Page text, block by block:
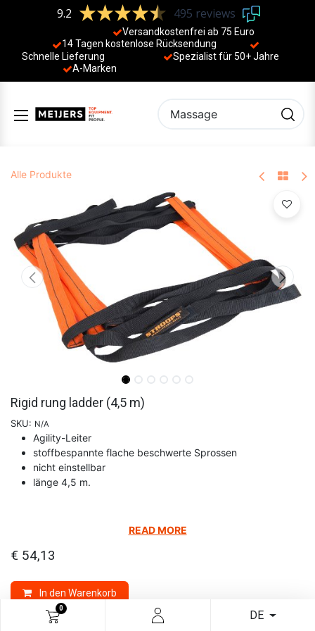
0
DE
9.2 495 reviews
Versandkostenfrei ab 75 Euro
14 Tagen kostenlose Rücksendung
Schnelle Lieferung
Spezialist für 50+ Jahre
A-Marken
Alle Produkte
Rigid rung ladder (4,5 m)
SKU: N/A
Agility-Leiter
stoffbespannte flache beschwerte Sprossen
nicht einstellbar
länge 4,5 m.
READ MORE
€ 54,13
In den Warenkorb
STROOPS